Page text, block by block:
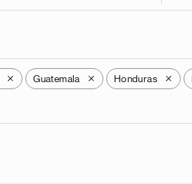
X Guatemala X Honduras X